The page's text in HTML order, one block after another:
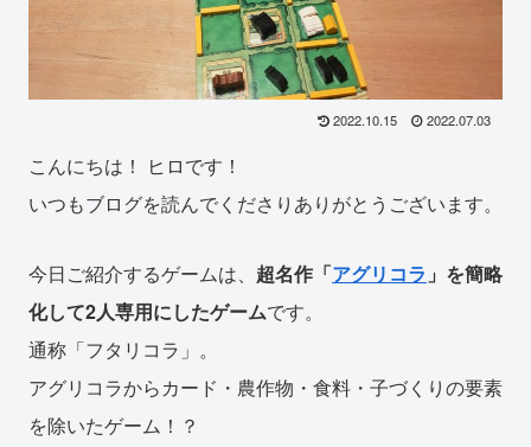
2022.10.15 2022.07.03
こんにちは！ ヒロです！
いつもブログを読んでくださりありがとうございます。
今日ご紹介するゲームは、 超名作「アグリコラ 」を簡略
化して2人専用にしたゲームです。
通称「フタリコラ」。
アグリコラからカード・農作物・食料・子づくりの要素
を除いたゲーム！？